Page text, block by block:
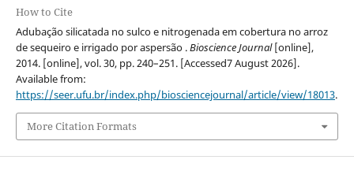
How to Cite
Adubação silicatada no sulco e nitrogenada em cobertura no arroz
de sequeiro e irrigado por aspersão .Bioscience Journal[online],
2014. [online], vol. 30, pp. 240–251. [Accessed7 August 2026].
Available from:
https://seer.ufu.br/index.php/biosciencejournal/article/view/18013.
More Citation Formats